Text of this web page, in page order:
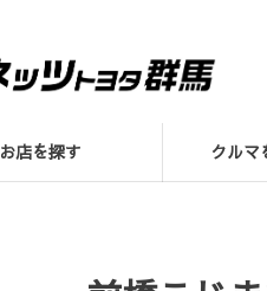
お店を探す クル